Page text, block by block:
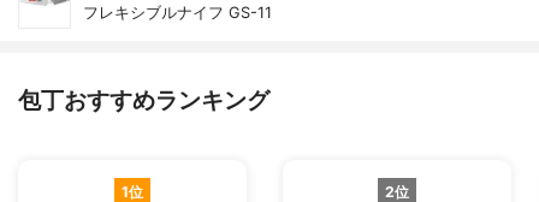
フレキシブルナイフ GS-11
包丁おすすめランキング
1位 2位